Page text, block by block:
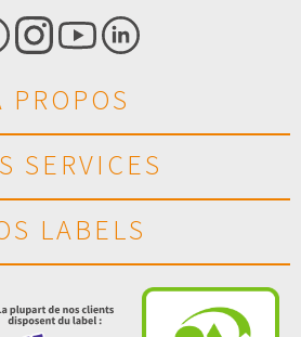
PROPOS
SERVICES
LABELS